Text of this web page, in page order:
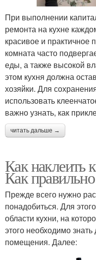
При выполнении
ремонта на кухне
красивое и практичное
комната часто
еды, а также высокой
этом кухня должна
хозяйки. Для
использовать
важно узнать, как
читать дальше →
Как наклеить
Как
Прежде всего нужно
понадобиться. Для
области кухни, на
этого необходимо
помещения. Далее: